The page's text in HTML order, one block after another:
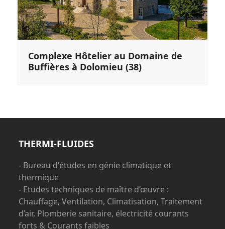
Complexe Hôtelier au Domaine de
Buffières à Dolomieu (38)
THERMI-FLUIDES
- Bureau d'études en génie climatique et
thermique
- Etudes techniques de maître d’œuvre :
Chauffage, Ventilation, Climatisation, Traitement
d’air, Plomberie sanitaire, électricité courants
forts & Courants faibles